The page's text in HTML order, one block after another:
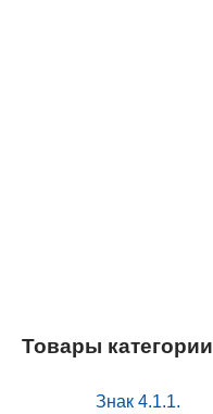
Товары категории
Знак 4.1.1.